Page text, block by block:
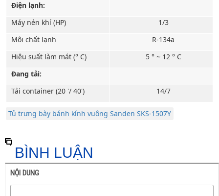
Điện lạnh:
Máy nén khí (HP)
1/3
Môi chất lạnh
R-134a
Hiệu suất làm mát (° C)
5 ° ~ 12 ° C
Đang tải:
Tải container (20 '/ 40')
14/7
Tủ trưng bày bánh kính vuông Sanden SKS-1507Y
BÌNH LUẬN
NỘI DUNG